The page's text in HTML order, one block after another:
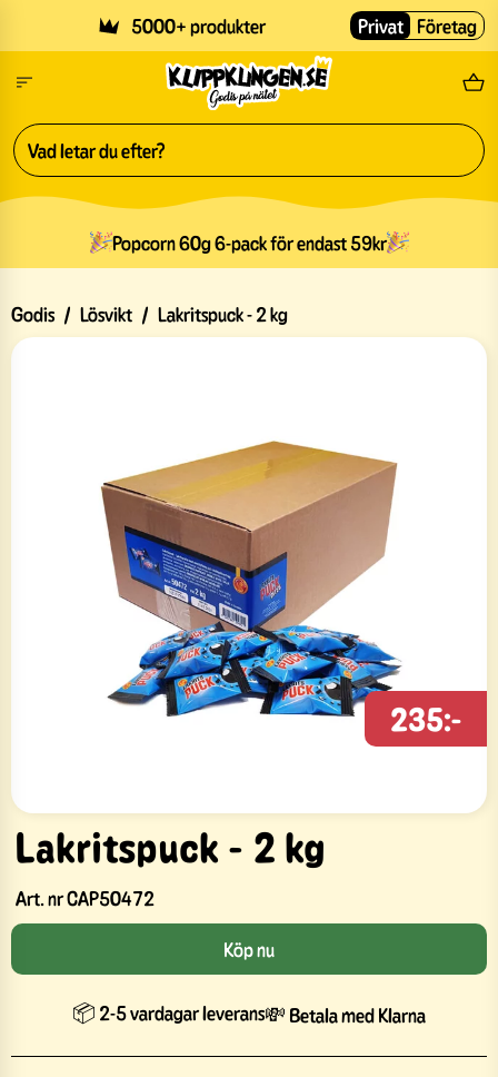
5000+ produkter Fri
Privat Företag
Popcorn 60g 6-pack för endast 59kr
Godis / Lösvikt / Lakritspuck - 2 kg
Lakritspuck - 2 kg
Art. nrCAP50472
235:-
Köp nu
📦 2-5 vardagar leverans💸 Betala med Klarna